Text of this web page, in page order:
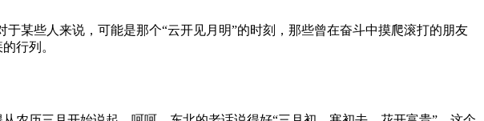
于某些人来说，可能是那个“云开见月明”的时刻，那些曾在奋斗中摸爬滚打的朋友
行列。